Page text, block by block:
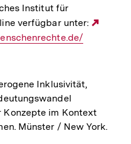
Institut für
verfügbar unter:
Inklusivität,
im Kontext
Münster / New York.